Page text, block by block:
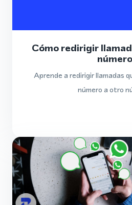
Cómo redirigir
número
Aprende a redirigir llamadas
número a otro